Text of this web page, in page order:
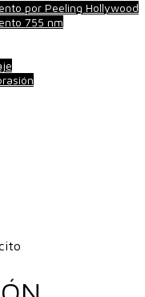
por Peeling Hollywood
755 nm